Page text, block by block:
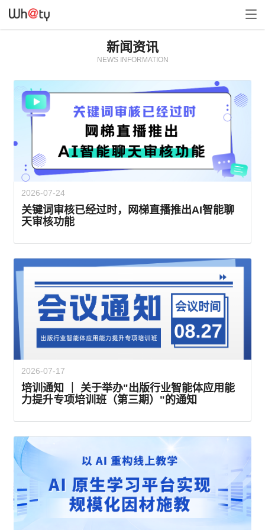
新闻资讯
NEWS INFORMATION
2026-07-24
关键词审核已经过时，网梯直播推出AI智能聊
天审核功能
2026-07-17
培训通知 ｜ 关于举办"出版行业智能体应用能
力提升专项培训班（第三期）"的通知